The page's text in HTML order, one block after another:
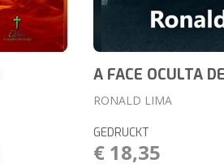
A FACE OCULTA
RONALD LIMA
GEDRUCKT
€ 18,35